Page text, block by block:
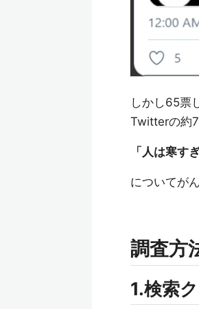
しかし65票
Twitterの約
「人は寒す
についてが
調査方
1.検索